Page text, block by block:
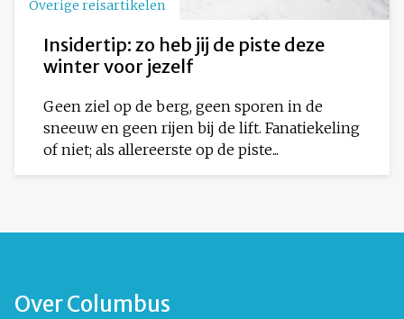
Overige reisartikelen
Insidertip: zo heb jij de piste deze
winter voor jezelf
Geen ziel op de berg, geen sporen in de
sneeuw en geen rijen bij de lift. Fanatiekeling
of niet; als allereerste op de piste...
Over Columbus